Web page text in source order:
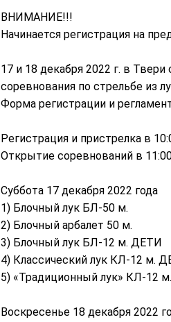
ВНИМАНИЕ!!!
Начинается регистрация на
17 и 18 декабря 2022 г. в
соревнования по стрельбе из
Форма регистрации и
Регистрация и пристрелка в
Открытие соревнований в
Суббота 17 декабря 2022 года
1) Блочный лук БЛ-50 м.
2) Блочный арбалет 50 м.
3) Блочный лук БЛ-12 м. ДЕТИ
4) Классический лук КЛ-12 м.
5) «Традиционный лук» КЛ-12
Воскресенье 18 декабря 2022